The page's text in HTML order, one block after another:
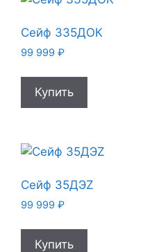
Сейф 335ДОК
99 999 ₽
Купить
Сейф 35ДЭZ
99 999 ₽
Купить